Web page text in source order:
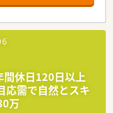
10分の場所に位置し
局です。
ど多岐にわたり、地
ます。
程度となっており、
です。
間休日120日以上
応需で自然とスキ
万